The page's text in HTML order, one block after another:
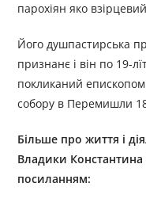
парохіян яко
Його душпастирська
признанє і він по 19-
покликаний
собору в Перемишли
Більше про життя і
Владики Константина
посиланням: